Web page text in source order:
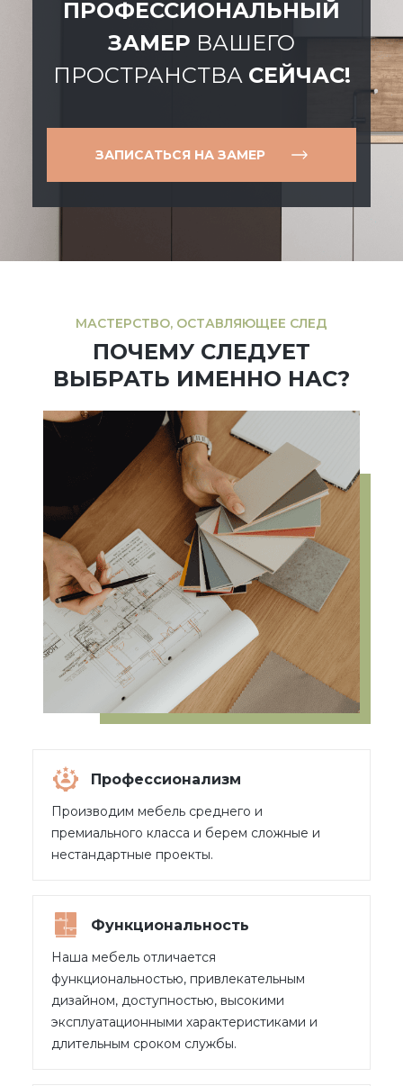
ПРОФЕССИОНАЛЬНЫЙ
ЗАМЕР ВАШЕГО
ПРОСТРАНСТВА СЕЙЧАС!
ЗАПИСАТЬСЯ НА ЗАМЕР
МАСТЕРСТВО, ОСТАВЛЯЮЩЕЕ СЛЕД
ПОЧЕМУ СЛЕДУЕТ
ВЫБРАТЬ ИМЕННО НАС?
Профессионализм
Производим мебель среднего и
премиального класса и берем сложные и
нестандартные проекты.
Функциональность
Наша мебель отличается
функциональностью, привлекательным
дизайном, доступностью, высокими
эксплуатационными характеристиками и
длительным сроком службы.